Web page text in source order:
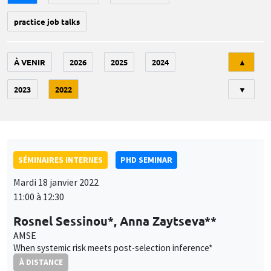
practice job talks
À VENIR 2026 2025 2024
2023 2022
▲
▼
SÉMINAIRES INTERNES PHD SEMINAR
Mardi 18 janvier 2022
11:00 à 12:30
Rosnel Sessinou*, Anna Zaytseva**
AMSE
When systemic risk meets post-selection inference*
À DISTANCE